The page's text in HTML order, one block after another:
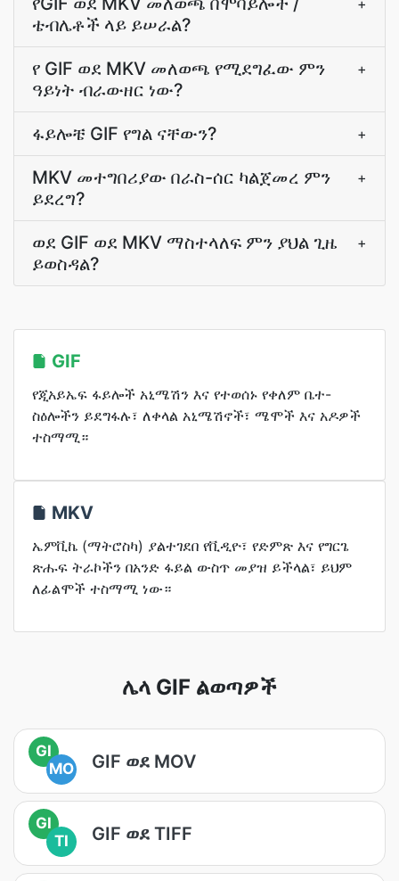
ቴብሌቶች ላይ ይሠራል?
+
የ GIF ወደ MKV መለወጫ የሚደግፈው ምን
ዓይነት ብራውዘር ነው?
+
ፋይሎቼ GIF የግል ናቸውን? +
MKV መተግበሪያው በራስ-ሰር ካልጀመረ ምን
ይደረግ?
+
ወደ GIF ወደ MKV ማስተላለፍ ምን ያህል ጊዜ
ይወስዳል?
+
GIF
የጂአይኤፍ ፋይሎች አኒሜሽን እና የተወሰኑ የቀለም ቤተ-
ስዕሎችን ይደግፋሉ፣ ለቀላል አኒሜሽኖች፣ ሜሞች እና አዶዎች
ተስማሚ።
MKV
ኤምቪኬ (ማትሮስካ) ያልተገደበ የቪዲዮ፣ የድምጽ እና የግርጌ
ጽሑፍ ትራኮችን በአንድ ፋይል ውስጥ መያዝ ይችላል፣ ይህም
ለፊልሞች ተስማሚ ነው።
ሌላ GIF ልወጣዎች
GI
MO
GIF ወደ MOV
GI
TI
GIF ወደ TIFF